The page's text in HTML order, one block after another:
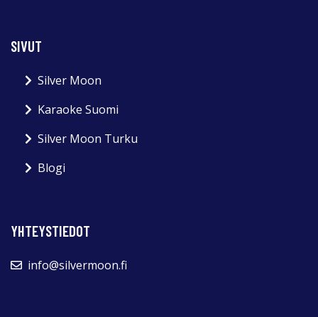
SIVUT
Silver Moon
Karaoke Suomi
Silver Moon Turku
Blogi
YHTEYSTIEDOT
info@silvermoon.fi